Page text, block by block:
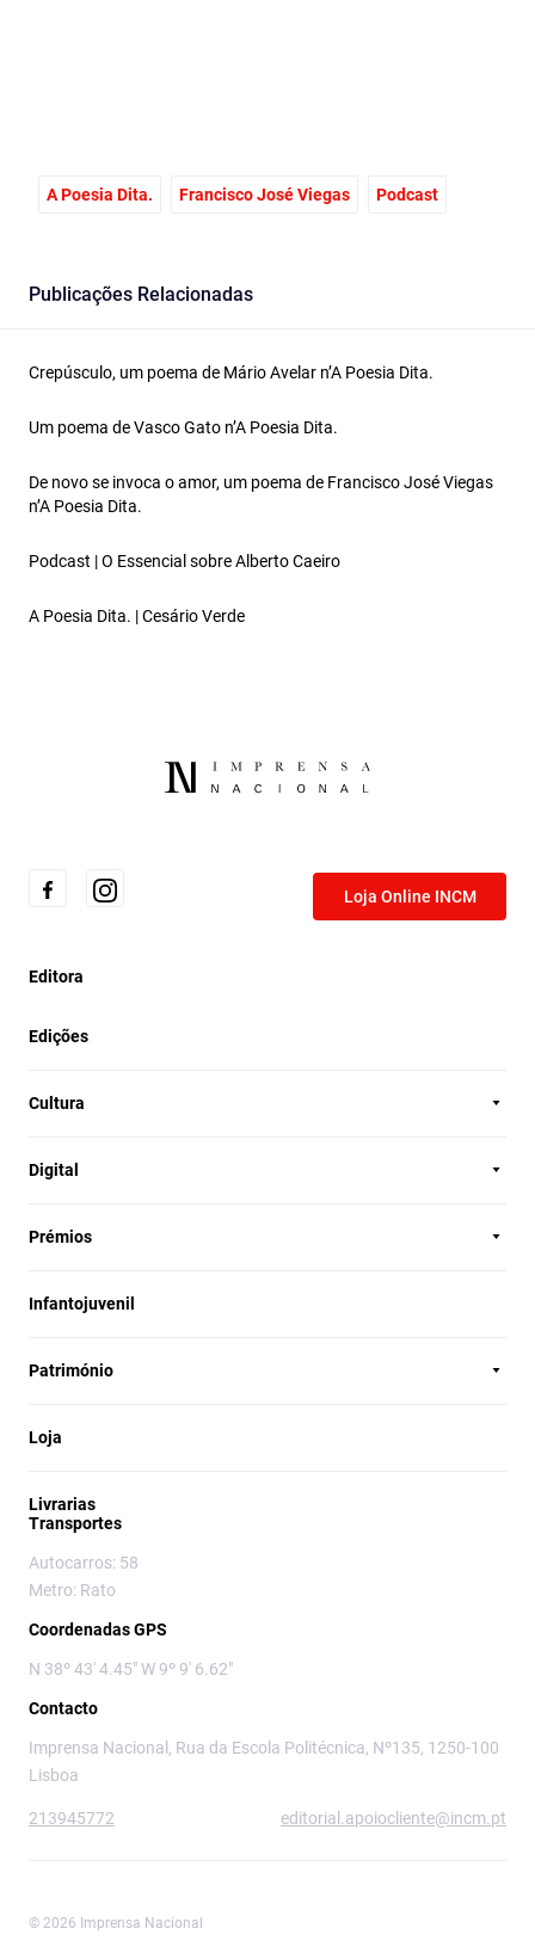
A Poesia Dita. Francisco José Viegas Podcast
Publicações Relacionadas
Crepúsculo, um poema de Mário Avelar n’A Poesia Dita.
Um poema de Vasco Gato n’A Poesia Dita.
De novo se invoca o amor, um poema de Francisco José Viegas
n’A Poesia Dita.
Podcast | O Essencial sobre Alberto Caeiro
A Poesia Dita. | Cesário Verde
Loja Online INCM
Editora
Edições
Cultura
Digital
Prémios
Infantojuvenil
Património
Loja
Livrarias
Transportes
Autocarros: 58
Metro: Rato
Coordenadas GPS
N 38º 43' 4.45" W 9º 9' 6.62"
Contacto
Imprensa Nacional, Rua da Escola Politécnica, Nº135, 1250-100
Lisboa
213945772 editorial.apoiocliente@incm.pt
© 2026 Imprensa Nacional